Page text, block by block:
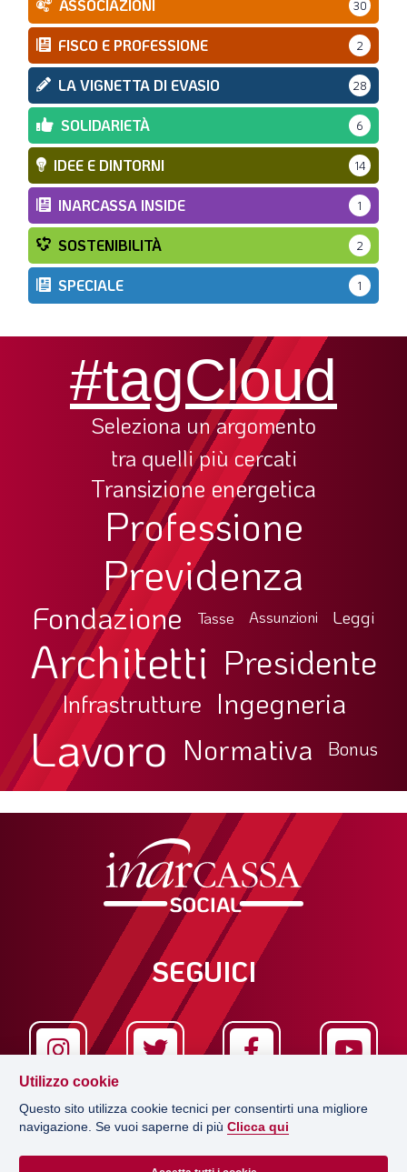
ASSOCIAZIONI 30
FISCO E PROFESSIONE 2
LA VIGNETTA DI EVASIO 28
SOLIDARIETÀ 6
IDEE E DINTORNI 14
INARCASSA INSIDE 1
SOSTENIBILITÀ 2
SPECIALE 1
#tagCloud
Seleziona un argomento
tra quelli più cercati
Transizione energetica
Professione
Previdenza
Fondazione Tasse Assunzioni Leggi
Architetti Presidente
Infrastrutture Ingegneria
Lavoro Normativa Bonus
SEGUICI
Utilizzo cookie
Questo sito utilizza cookie tecnici per consentirti una migliore
navigazione. Se vuoi saperne di più Clicca qui